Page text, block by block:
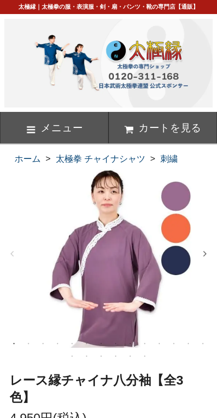
太極縁｜太極拳の服・表演服・剣・扇・パンツ・靴の専門店【通販】
メニュー カートを見る
ホーム > 太極拳 チャイナシャツ > 刺繍
レース縁チャイナ八分袖【全3
色】